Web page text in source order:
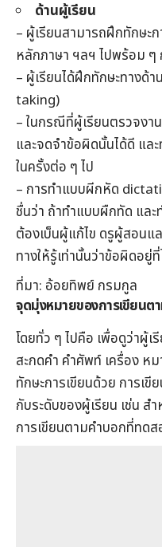
ด้านผู้เรียน
– ผู้เรียนสามารถฝึกทักษะ
หลักภาษา ฯลฯ ไปพร้อม ๆ
– ผู้เรียนได้ฝึกทักษะทางด้
taking)
– ในกรณีที่ผู้เรียนตรวจงา
และจดจำข้อผิดนั้นได้ดี แล
ในครั้งต่อ ๆ ไป
– การทำแบบผีกหัด
ชื่นว่า ถ้าทำแบบผืกทัด แล
ต้องเบ็นผู้แก้ไข ดรูผู้สอนแ
ทางให้รู้เท่านั้นว่าข้อผิดอยู่
ที่มา: อ้อยทิพย์ กรมกูล
จุดมุ่งหมายของการเขียนต
โดยทั่ว ๆ ไปคือ เพื่อดูว่าผู้
สะกดคำ คำศัพท์ เครื่อง ห
ทักษะการเขียนด้วย การเ
กับระดับของผู้เรียน เช่น ส
การเขียนตามคำบอกที่ทด